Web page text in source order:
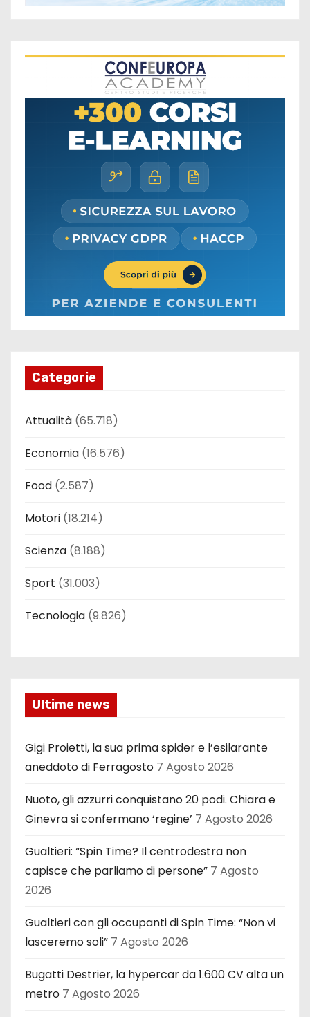
Categorie
Attualità (65.718)
Economia (16.576)
Food (2.587)
Motori (18.214)
Scienza (8.188)
Sport (31.003)
Tecnologia (9.826)
Ultime news
Gigi Proietti, la sua prima spider e l’esilarante
aneddoto di Ferragosto 7 Agosto 2026
Nuoto, gli azzurri conquistano 20 podi. Chiara e
Ginevra si confermano ‘regine’ 7 Agosto 2026
Gualtieri: “Spin Time? Il centrodestra non
capisce che parliamo di persone” 7 Agosto
2026
Gualtieri con gli occupanti di Spin Time: “Non vi
lasceremo soli” 7 Agosto 2026
Bugatti Destrier, la hypercar da 1.600 CV alta un
metro 7 Agosto 2026